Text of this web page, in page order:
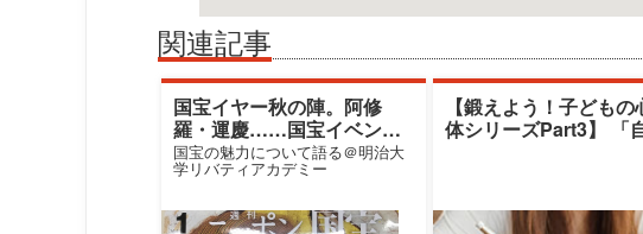
関連記事
国宝イヤー秋の陣。阿修
羅・運慶……国宝イベント
目白押し
国宝の魅力について語る＠明治大
学リバティアカデミー
【鍛えよう！子どもの
体シリーズPart3】 「自閉